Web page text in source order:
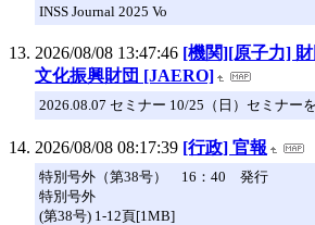
INSS Journal 2025 Vo
2026/08/08 13:47:46 [機関][原子力]
文化振興財団 [JAERO]
2026.08.07 セミナー 10/25（日）セミナー
2026/08/08 08:17:39 [行政] 官報
特別号外（第38号） 16：40 発行
特別号外
(第38号) 1-12頁[1MB]